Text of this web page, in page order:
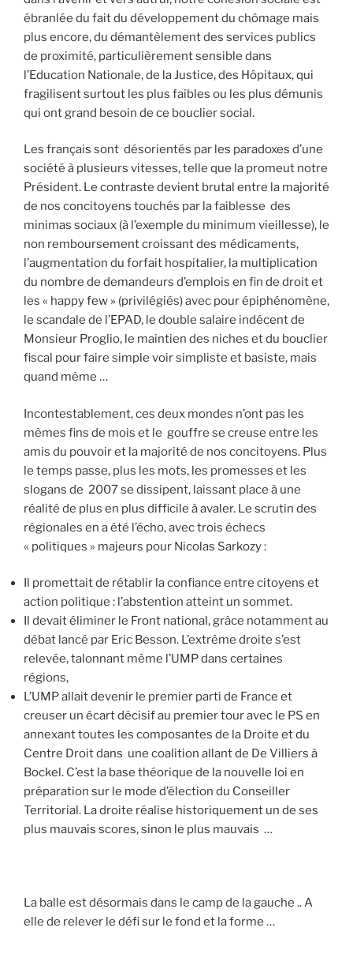
ébranlée du fait du développement du chômage mais
plus encore, du démantèlement des services publics
de proximité, particulièrement sensible dans
l’Education Nationale, de la Justice, des Hôpitaux, qui
fragilisent surtout les plus faibles ou les plus démunis
qui ont grand besoin de ce bouclier social.
Les français sont désorientés par les paradoxes d’une
société à plusieurs vitesses, telle que la promeut notre
Président. Le contraste devient brutal entre la majorité
de nos concitoyens touchés par la faiblesse des
minimas sociaux (à l’exemple du minimum vieillesse), le
non remboursement croissant des médicaments,
l’augmentation du forfait hospitalier, la multiplication
du nombre de demandeurs d’emplois en fin de droit et
les « happy few » (privilégiés) avec pour épiphénomène,
le scandale de l’EPAD, le double salaire indécent de
Monsieur Proglio, le maintien des niches et du bouclier
fiscal pour faire simple voir simpliste et basiste, mais
quand même …
Incontestablement, ces deux mondes n’ont pas les
mêmes fins de mois et le gouffre se creuse entre les
amis du pouvoir et la majorité de nos concitoyens. Plus
le temps passe, plus les mots, les promesses et les
slogans de 2007 se dissipent, laissant place à une
réalité de plus en plus difficile à avaler. Le scrutin des
régionales en a été l’écho, avec trois échecs
« politiques » majeurs pour Nicolas Sarkozy :
Il promettait de rétablir la confiance entre citoyens et
action politique : l’abstention atteint un sommet.
Il devait éliminer le Front national, grâce notamment au
débat lancé par Eric Besson. L’extrême droite s’est
relevée, talonnant même l’UMP dans certaines
régions,
L’UMP allait devenir le premier parti de France et
creuser un écart décisif au premier tour avec le PS en
annexant toutes les composantes de la Droite et du
Centre Droit dans une coalition allant de De Villiers à
Bockel. C’est la base théorique de la nouvelle loi en
préparation sur le mode d’élection du Conseiller
Territorial. La droite réalise historiquement un de ses
plus mauvais scores, sinon le plus mauvais …
La balle est désormais dans le camp de la gauche .. A
elle de relever le défi sur le fond et la forme …